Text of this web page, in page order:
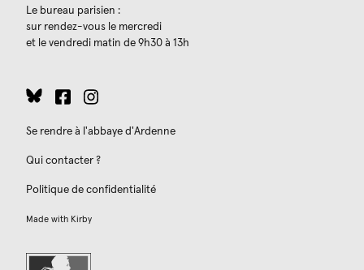
Le bureau parisien :
sur rendez-vous le mercredi
et le vendredi matin de 9h30 à 13h
Se rendre à l'abbaye d'Ardenne
Qui contacter ?
Politique de confidentialité
Made with Kirby